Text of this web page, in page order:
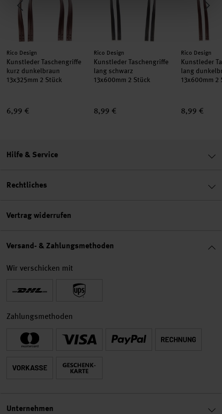
Hersteller:
Rico Design
Kunstleder Taschengriffe
kurz dunkelbraun
13x325mm 2 Stück
6,99 €
Hersteller:
Rico Design
Kunstleder Taschengriffe
lang schwarz
13x600mm 2 Stück
8,99 €
Hersteller:
Rico Design
Kunstleder
lang
13x600mm 2
8,99 €
Hilfe & Service
Rechtliches
Vertrag widerrufen
Versand- & Zahlungsmethoden
Wir verschicken mit
Zahlungsmethoden
Unternehmen